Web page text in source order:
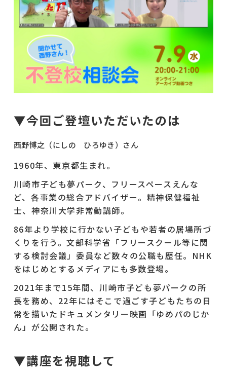
▼今回ご登壇いただいたのは
西野博之（にしの ひろゆき）さん
1960年、東京都生まれ。
川崎市子ども夢パーク、フリースペースえんな
ど、各事業の総合アドバイザー。精神保健福祉
士、神奈川大学非常勤講師。
86年より学校に行かない子どもや若者の居場所づ
くりを行う。文部科学省「フリースクール等に関
する検討会議」委員など数々の公職も歴任。NHK
をはじめとするメディアにも多数登場。
2021年まで15年間、川崎市子ども夢パークの所
長を務め、22年にはそこで過ごす子どもたちの日
常を描いたドキュメンタリー映画「ゆめパのじか
ん」が公開された。
▼講座を視聴して